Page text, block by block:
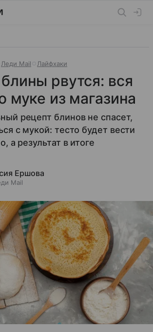
Леди Mail Лайфхаки
рвутся: вся
муке из магазина
рецепт блинов не спасет,
с мукой: тесто будет вести
а результат в итоге
Ершова
Mail